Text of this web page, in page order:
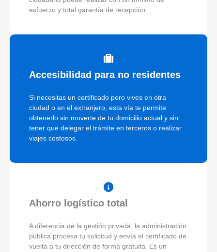
esfuerzo y total garantía de recepción.
Accesibilidad para no residentes
Si necesitas un certificado pero vives en otra
ciudad o en el extranjero, esta vía te permite
obtenerlo sin moverte de tu domicilio actual y sin
tener que delegar el trámite en terceros o realizar
viajes costosos.
Ahorro logístico total
A diferencia de la gestión privada, la administración
pública procesa tu solicitud y envía el certificado de
vuelta a tu dirección de forma gratuita. Es un